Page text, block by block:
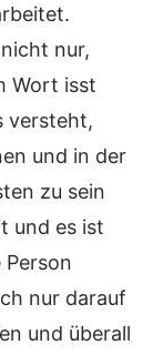
nur,
Wort isst
versteht,
und in der
zu sein
und es ist
nur darauf
und überall